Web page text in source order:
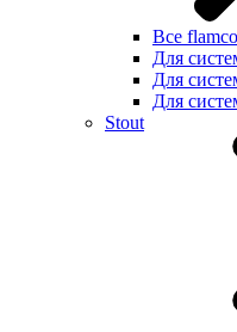
Все flamco
Для
Для
Для
Stout